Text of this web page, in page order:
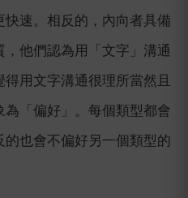
速。相反的，內向者具備
，他們認為用「文字」溝通
用文字溝通很理所當然且
為「偏好」。每個類型都會
也會不偏好另一個類型的